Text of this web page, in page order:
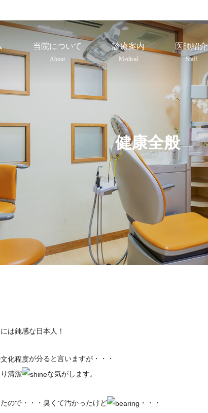
当院について
About
診療案内
Medical
医師紹介
Staff
健康全般
は鈍感な日本人！
文化程度が分ると言いますが・・・
清潔
な気がします。
ので・・・臭くて汚かったけど
・・・